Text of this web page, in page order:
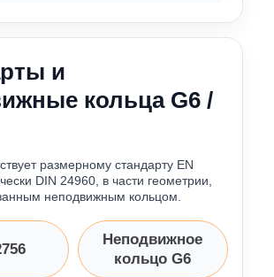
и
кольца G6 /
размерному стандарту EN
DIN 24960, в части геометрии,
неподвижным кольцом.
Неподвижное
кольцо G6